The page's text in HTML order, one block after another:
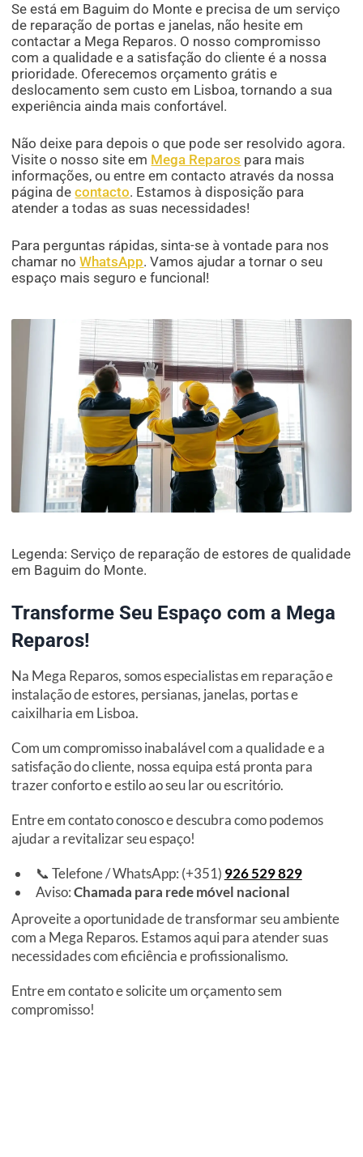
Se está em Baguim do Monte e precisa de um serviço
de reparação de portas e janelas, não hesite em
contactar a Mega Reparos. O nosso compromisso
com a qualidade e a satisfação do cliente é a nossa
prioridade. Oferecemos orçamento grátis e
deslocamento sem custo em Lisboa, tornando a sua
experiência ainda mais confortável.
Não deixe para depois o que pode ser resolvido agora.
Visite o nosso site em Mega Reparos para mais
informações, ou entre em contacto através da nossa
página decontacto. Estamos à disposição para
atender a todas as suas necessidades!
Para perguntas rápidas, sinta-se à vontade para nos
chamar noWhatsApp. Vamos ajudar a tornar o seu
espaço mais seguro e funcional!
Legenda: Serviço de reparação de estores de qualidade
em Baguim do Monte.
Transforme Seu Espaço com a Mega
Reparos!
Na Mega Reparos, somos especialistas em reparação e
instalação de estores, persianas, janelas, portas e
caixilharia em Lisboa.
Com um compromisso inabalável com a qualidade e a
satisfação do cliente, nossa equipa está pronta para
trazer conforto e estilo ao seu lar ou escritório.
Entre em contato conosco e descubra como podemos
ajudar a revitalizar seu espaço!
📞 Telefone / WhatsApp: (+351) 926 529 829
Aviso:Chamada para rede móvel nacional
Aproveite a oportunidade de transformar seu ambiente
com a Mega Reparos. Estamos aqui para atender suas
necessidades com eficiência e profissionalismo.
Entre em contato e solicite um orçamento sem
compromisso!